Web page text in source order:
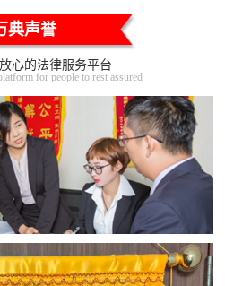
典声誉
心的法律服务平台
for people to rest assured